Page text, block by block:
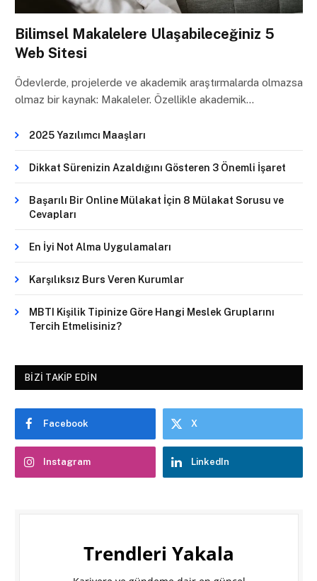
Bilimsel Makalelere Ulaşabileceğiniz 5
Web Sitesi
Ödevlerde, projelerde ve akademik araştırmalarda olmazsa
olmaz bir kaynak: Makaleler. Özellikle akademik…
2025 Yazılımcı Maaşları
Dikkat Sürenizin Azaldığını Gösteren 3 Önemli İşaret
Başarılı Bir Online Mülakat İçin 8 Mülakat Sorusu ve
Cevapları
En İyi Not Alma Uygulamaları
Karşılıksız Burs Veren Kurumlar
MBTI Kişilik Tipinize Göre Hangi Meslek Gruplarını
Tercih Etmelisiniz?
BIZI TAKIP EDIN
Facebook X
Instagram LinkedIn
Trendleri Yakala